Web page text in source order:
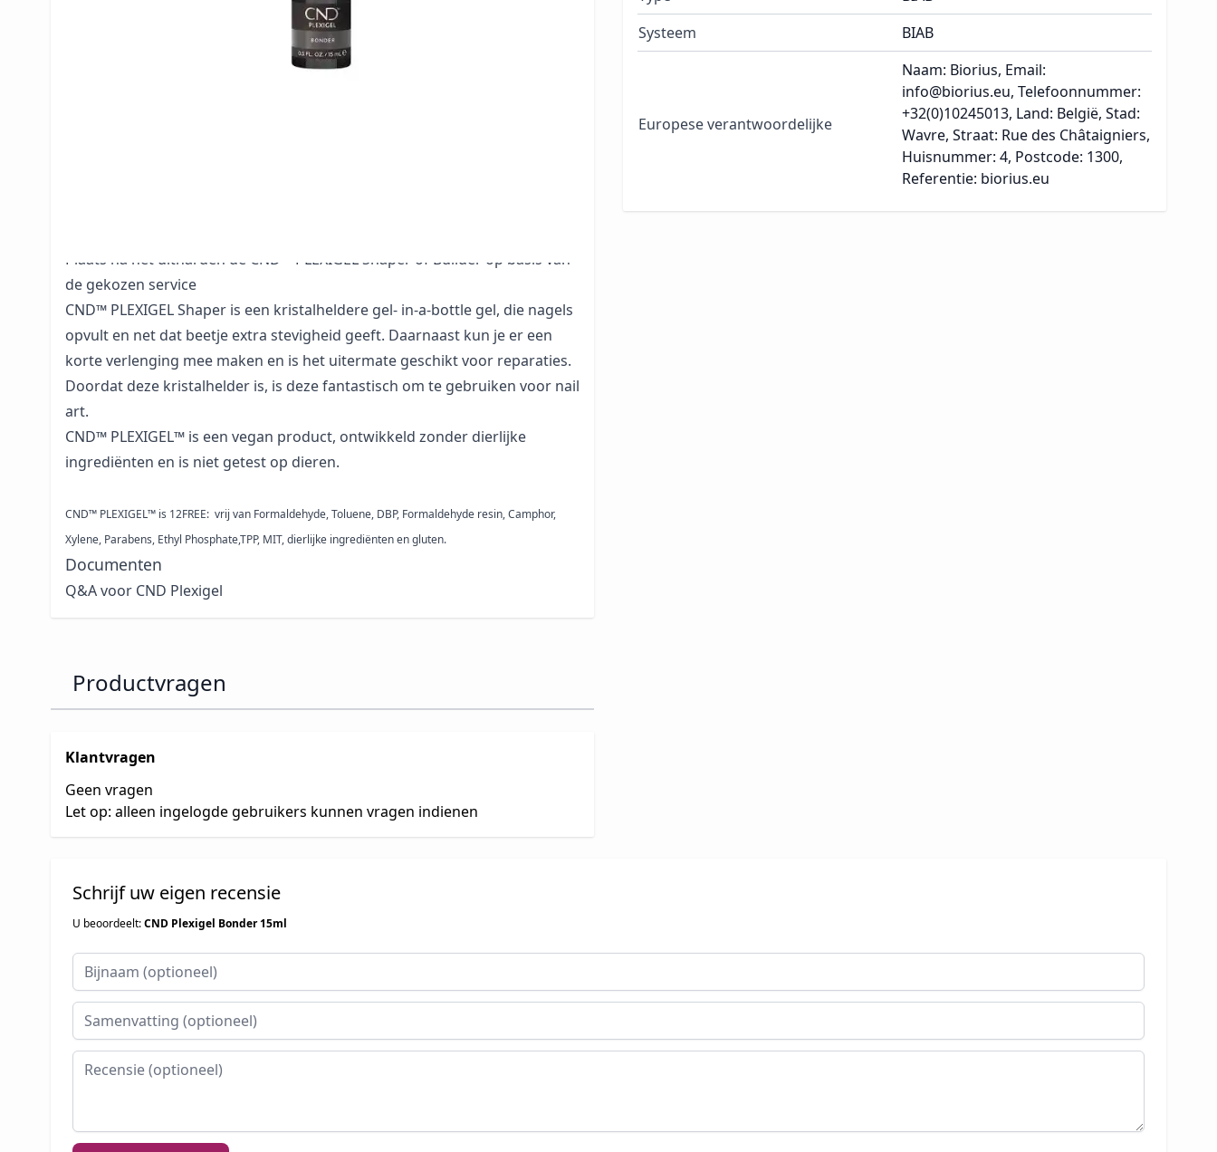
Voer de perfecte droge P.R.E.P. uit en zorg dat het nageloppervlak goed
Plaats na het uitharden de CND™ PLEXIGELShaper of Builder op basis van
de gekozen service
CND™ PLEXIGEL Shaper is een kristalheldere gel- in-a-bottle gel, die nagels
opvult en net dat beetje extra stevigheid geeft. Daarnaast kun je er een
korte verlenging mee maken en is het uitermate geschikt voor reparaties.
Doordat deze kristalhelder is, is deze fantastisch om te gebruiken voor nail
art.
CND™ PLEXIGEL™ is een vegan product, ontwikkeld zonder dierlijke
ingrediënten en is niet getest op dieren.
CND™ PLEXIGEL™ is 12FREE: vrij van Formaldehyde, Toluene, DBP, Formaldehyde resin, Camphor,
Xylene, Parabens, Ethyl Phosphate,TPP, MIT, dierlijke ingrediënten en gluten.
Documenten
Q&A voor CND Plexigel
Systeem
BIAB
Europese verantwoordelijke
Naam: Biorius, Email:
info@biorius.eu, Telefoonnummer:
+32(0)10245013, Land: België, Stad:
Wavre, Straat: Rue des Châtaigniers,
Huisnummer: 4, Postcode: 1300,
Referentie: biorius.eu
Productvragen
Klantvragen
Geen vragen
Let op: alleen ingelogde gebruikers kunnen vragen indienen
Schrijf uw eigen recensie
U beoordeelt:CND Plexigel Bonder 15ml
Bijnaam
Samenvatting
Recensie